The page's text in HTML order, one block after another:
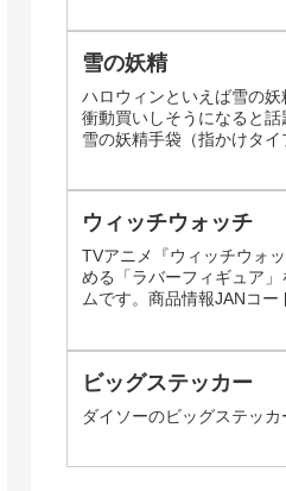
雪の妖精
ハロウィンといえば雪の
衝動買いしそうになると
雪の妖精手袋（指かけタ
ウィッチウォッチ
TVアニメ『ウィッチウォ
める「ラバーフィギュア
ムです。商品情報JANコ
ビッグステッカー
ダイソーのビッグステッ